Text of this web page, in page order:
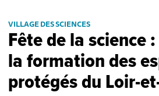
VILLAGE DES SCIENCES
Fête de la science
la formation des
protégés du Loir-